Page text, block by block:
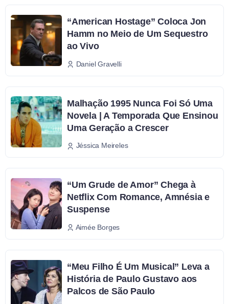
“American Hostage” Coloca Jon
Hamm no Meio de Um Sequestro
ao Vivo
Daniel Gravelli
Malhação 1995 Nunca Foi Só Uma
Novela | A Temporada Que Ensinou
Uma Geração a Crescer
Jéssica Meireles
“Um Grude de Amor” Chega à
Netflix Com Romance, Amnésia e
Suspense
Aimée Borges
“Meu Filho É Um Musical” Leva a
História de Paulo Gustavo aos
Palcos de São Paulo